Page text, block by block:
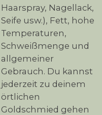
Haarspray, Nagellack,
Seife usw.), Fett, hohe
Temperaturen,
Schweißmenge und
allgemeiner
Gebrauch. Du kannst
jederzeit zu deinem
örtlichen
Goldschmied gehen